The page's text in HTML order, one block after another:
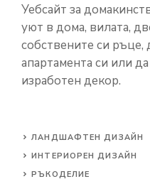
Уебсайт за
уют в дома, вилата,
собствените си ръце,
апартамента си или
изработен декор.
ЛАНДШАФТЕН ДИЗАЙН
ИНТЕРИОРЕН ДИЗАЙН
РЪКОДЕЛИЕ